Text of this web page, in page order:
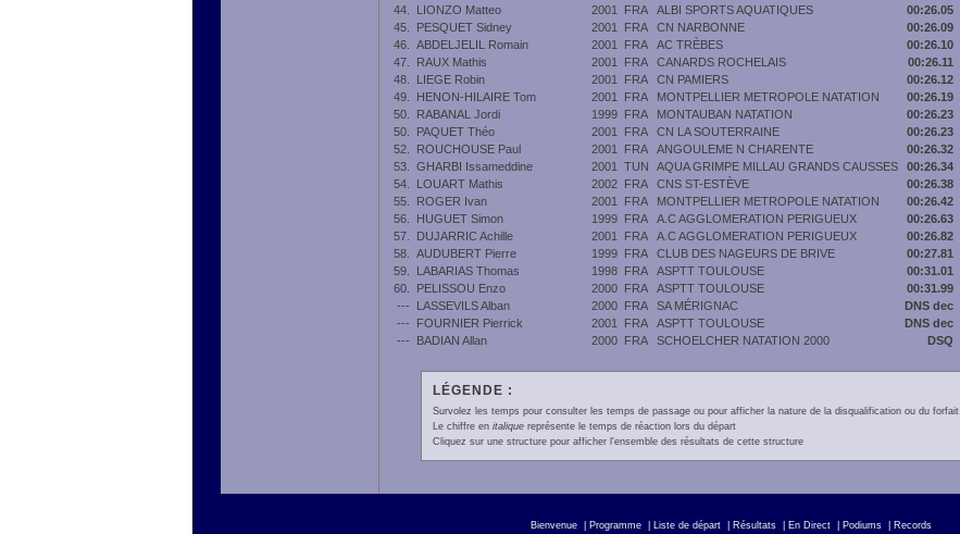
44. LIONZO Matteo 2001 FRA ALBI SPORTS AQUATIQUES 00:26.05
45. PESQUET Sidney 2001 FRA CN NARBONNE 00:26.09
46. ABDELJELIL Romain 2001 FRA AC TRÈBES 00:26.10
47. RAUX Mathis 2001 FRA CANARDS ROCHELAIS 00:26.11
48. LIEGE Robin 2001 FRA CN PAMIERS 00:26.12
49. HENON-HILAIRE Tom 2001 FRA MONTPELLIER METROPOLE NATATION 00:26.19
50. RABANAL Jordi 1999 FRA MONTAUBAN NATATION 00:26.23
50. PAQUET Théo 2001 FRA CN LA SOUTERRAINE 00:26.23
52. ROUCHOUSE Paul 2001 FRA ANGOULEME N CHARENTE 00:26.32
53. GHARBI Issameddine 2001 TUN AQUA GRIMPE MILLAU GRANDS CAUSSES 00:26.34
54. LOUART Mathis 2002 FRA CNS ST-ESTÈVE 00:26.38
55. ROGER Ivan 2001 FRA MONTPELLIER METROPOLE NATATION 00:26.42
56. HUGUET Simon 1999 FRA A.C AGGLOMERATION PERIGUEUX 00:26.63
57. DUJARRIC Achille 2001 FRA A.C AGGLOMERATION PERIGUEUX 00:26.82
58. AUDUBERT Pierre 1999 FRA CLUB DES NAGEURS DE BRIVE 00:27.81
59. LABARIAS Thomas 1998 FRA ASPTT TOULOUSE 00:31.01
60. PELISSOU Enzo 2000 FRA ASPTT TOULOUSE 00:31.99
--- LASSEVILS Alban 2000 FRA SA MÉRIGNAC DNS dec
--- FOURNIER Pierrick 2001 FRA ASPTT TOULOUSE DNS dec
--- BADIAN Allan 2000 FRA SCHOELCHER NATATION 2000 DSQ
LÉGENDE :
Survolez les temps pour consulter les temps de passage ou pour afficher la nature de la disqualification ou du forfait
Le chiffre en italiquereprésente le temps de réaction lors du départ
Cliquez sur une structure pour afficher l'ensemble des résultats de cette structure
Bienvenue Programme Liste de départ Résultats En Direct Podiums Records